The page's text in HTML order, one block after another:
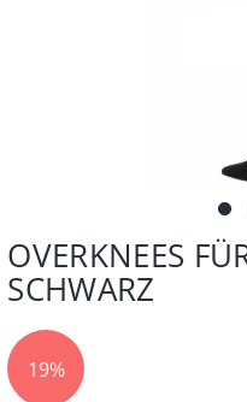
OVERKNEES
SCHWARZ
19%